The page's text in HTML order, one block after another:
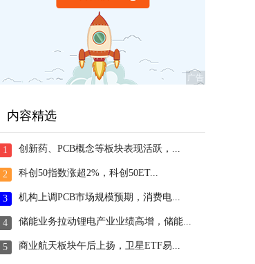
内容精选
1 创新药、PCB概念等板块表现活跃，...
2 科创50指数涨超2%，科创50ET...
3 机构上调PCB市场规模预期，消费电...
4 储能业务拉动锂电产业业绩高增，储能...
5 商业航天板块午后上扬，卫星ETF易...